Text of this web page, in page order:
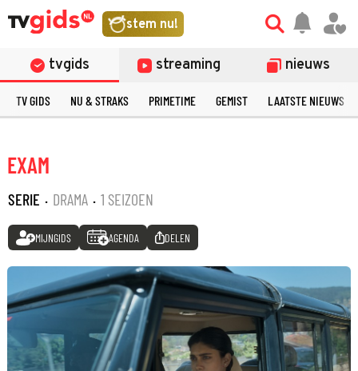
stem nu!
tvgids streaming nieuws
TV GIDS NU & STRAKS PRIMETIME GEMIST LAATSTE NIEUWS
EXAM
SERIE · DRAMA · 1 SEIZOEN
MIJNGIDS AGENDA DELEN